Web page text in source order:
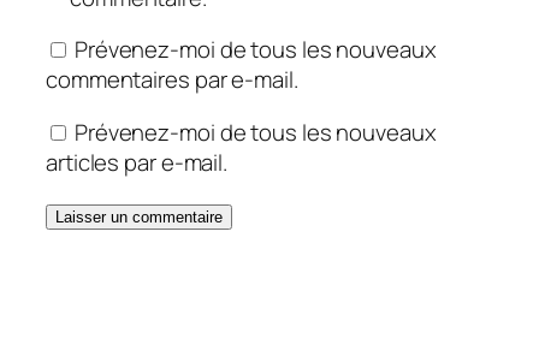
Prévenez-moi de tous les nouveaux
commentaires par e-mail.
Prévenez-moi de tous les nouveaux
articles par e-mail.